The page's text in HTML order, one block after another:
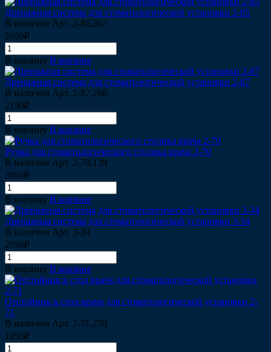
Дренажная система для стоматологической установки 2-85
В наличии Арт. 2-85,267
2650₽
В корзину В корзине
Дренажная система для стоматологической установки 2-87
В наличии Арт. 2-87,266
2150₽
В корзину В корзине
Ручка для стоматологического столика врача 2-70
В наличии Арт. 2-70,139
3850₽
В корзину В корзине
Дренажная система для стоматологической установки 3-34
В наличии Арт. 3-34
2950₽
В корзину В корзине
Отстойник в стол врача для стоматологической установки 2-
71
В наличии Арт. 2-71,250
1050₽